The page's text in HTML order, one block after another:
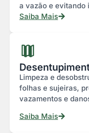
a vazão e evitando
Saiba Mais
Limpeza e
folhas e sujeiras,
vazamentos e
Saiba Mais